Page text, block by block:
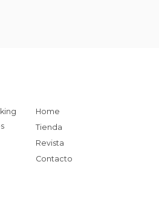
Home
Tienda
Revista
Contacto